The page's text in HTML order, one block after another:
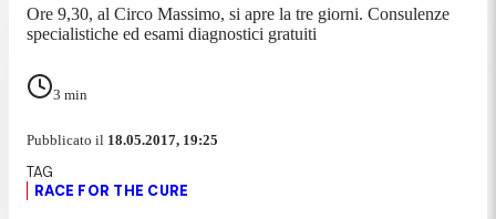
Ore 9,30, al Circo Massimo, si apre la tre giorni. Consulenze
specialistiche ed esami diagnostici gratuiti
3 min
Pubblicato il 18.05.2017, 19:25
RACE FOR THE CURE